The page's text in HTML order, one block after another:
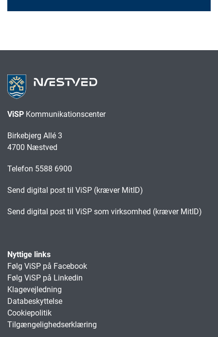
ViSP Kommunikationscenter
Birkebjerg Allé 3
4700 Næstved
Telefon 5588 6900
Send digital post til ViSP (kræver MitID)
Send digital post til ViSP som virksomhed (kræver MitID)
Nyttige links
Følg ViSP på Facebook
Følg ViSP på Linkedin
Klagevejledning
Databeskyttelse
Cookiepolitik
Tilgængelighedserklæring